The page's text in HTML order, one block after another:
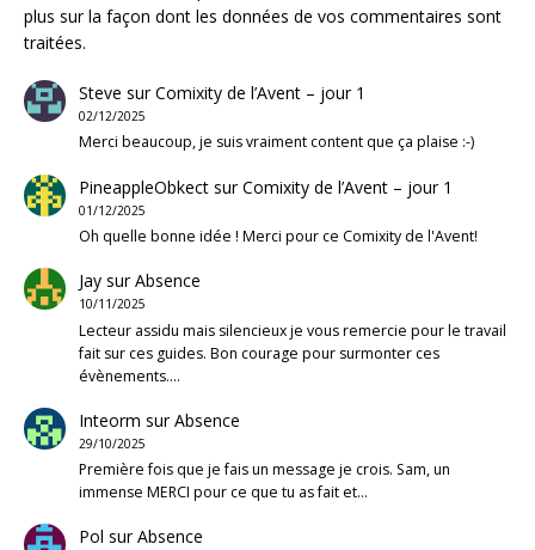
plus sur la façon dont les données de vos commentaires sont
traitées.
Steve surComixity de l’Avent – jour 1
02/12/2025
Merci beaucoup, je suis vraiment content que ça plaise :-)
PineappleObkectsurComixity de l’Avent – jour 1
01/12/2025
Oh quelle bonne idée ! Merci pour ce Comixity de l'Avent!
JaysurAbsence
10/11/2025
Lecteur assidu mais silencieux je vous remercie pour le travail
fait sur ces guides. Bon courage pour surmonter ces
évènements.…
Inteorm surAbsence
29/10/2025
Première fois que je fais un message je crois. Sam, un
immense MERCI pour ce que tu as fait et…
Pol surAbsence